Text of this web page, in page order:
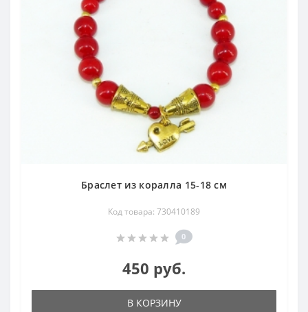
Браслет из коралла 15-18 см
Код товара: 730410189
0
450 руб.
В КОРЗИНУ